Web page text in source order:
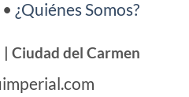
• ¿Quiénes Somos?
Ciudad del Carmen